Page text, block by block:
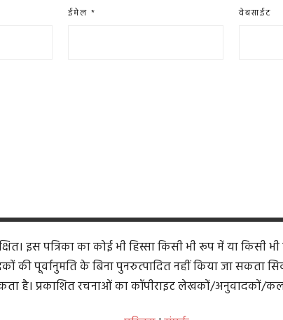
ईमेल* वेबसाईट
इस पत्रिका का कोई भी हिस्सा किसी भी रूप में या
की पूर्वानुमति के बिना पुनरुत्पादित नहीं किया जा सकता
है। प्रकाशित रचनाओं का कॉपीराइट लेखकों/अनुवादकों/